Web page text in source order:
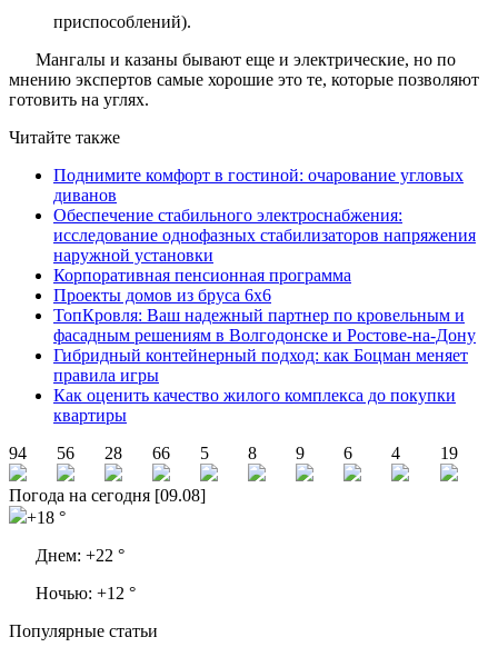
приспособлений).
Мангалы и казаны бывают еще и электрические, но по
мнению экспертов самые хорошие это те, которые позволяют
готовить на углях.
Читайте также
Поднимите комфорт в гостиной: очарование угловых
диванов
Обеспечение стабильного электроснабжения:
исследование однофазных стабилизаторов напряжения
наружной установки
Корпоративная пенсионная программа
Проекты домов из бруса 6х6
ТопКровля: Ваш надежный партнер по кровельным и
фасадным решениям в Волгодонске и Ростове-на-Дону
Гибридный контейнерный подход: как Боцман меняет
правила игры
Как оценить качество жилого комплекса до покупки
квартиры
94
56 28 66 5 8 9 6 4 19
Погода на сегодня [09.08]
+18 °
Днем: +22 °
Ночью: +12 °
Популярные статьи